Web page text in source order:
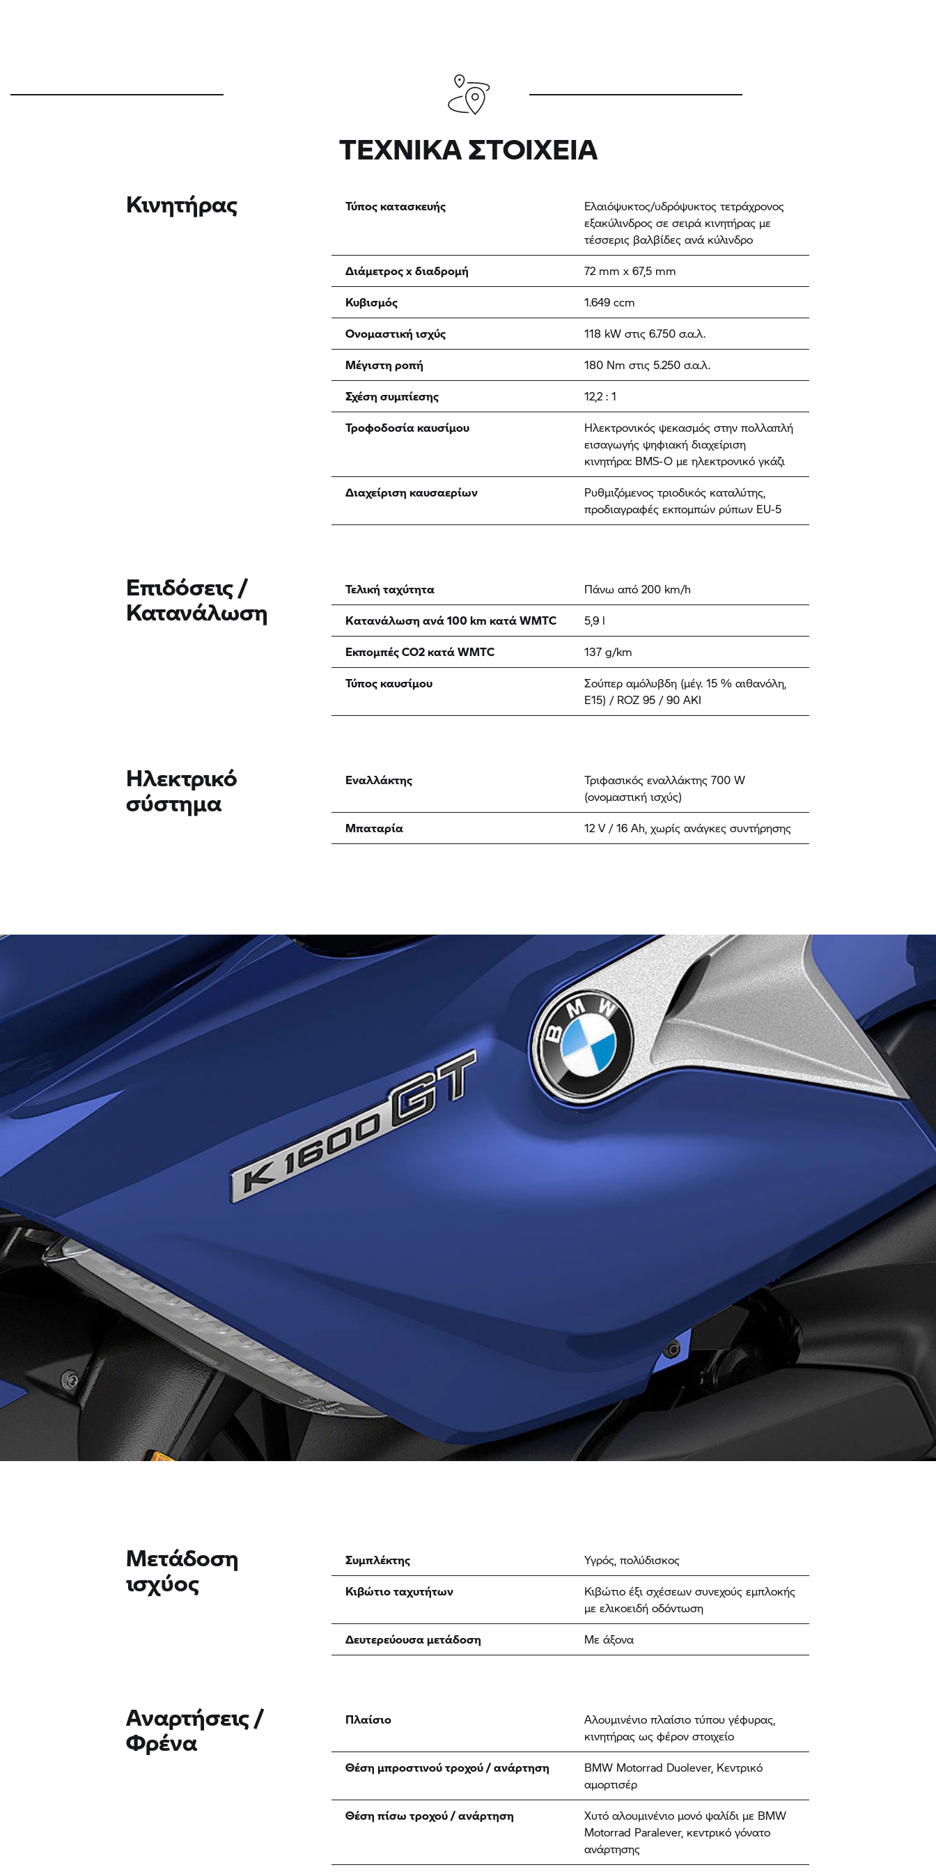
ΤΕΧΝΙΚΆ ΣΤΟΙΧΕΊΑ
Κινητήρας Τύπος κατασκευής
Ελαιόψυκτος/υδρόψυκτος τετράχρονος
εξακύλινδρος σε σειρά κινητήρας με
τέσσερις βαλβίδες ανά κύλινδρο
Διάμετρος x διαδρομή
72 mm x 67,5 mm
Κυβισμός
1.649 ccm
Ονομαστική ισχύς
118 kW στις 6.750 σ.α.λ.
Μέγιστη ροπή
180 Nm στις 5.250 σ.α.λ.
Σχέση συμπίεσης
12,2 : 1
Τροφοδοσία καυσίμου
Ηλεκτρονικός ψεκασμός στην πολλαπλή
εισαγωγής ψηφιακή διαχείριση
κινητήρα: BMS-O με ηλεκτρονικό γκάζι
Διαχείριση καυσαερίων
Ρυθμιζόμενος τριοδικός καταλύτης,
προδιαγραφές εκπομπών ρύπων EU-5
Επιδόσεις /
Κατανάλωση
Τελική ταχύτητα
Πάνω από 200 km/h
Κατανάλωση ανά 100 km κατά WMTC
5,9 l
Εκπομπές CO2 κατά WMTC
137 g/km
Τύπος καυσίμου
Σούπερ αμόλυβδη (μέγ. 15 % αιθανόλη,
E15) / ROZ 95 / 90 AKI
Ηλεκτρικό
σύστημα
Εναλλάκτης
Τριφασικός εναλλάκτης 700 W
(ονομαστική ισχύς)
Μπαταρία
12 V / 16 Ah, χωρίς ανάγκες συντήρησης
Μετάδοση
ισχύος
Συμπλέκτης
Υγρός, πολύδισκος
Κιβώτιο ταχυτήτων
Κιβώτιο έξι σχέσεων συνεχούς εμπλοκής
με ελικοειδή οδόντωση
Δευτερεύουσα μετάδοση
Με άξονα
Αναρτήσεις /
Φρένα
Πλαίσιο
Αλουμινένιο πλαίσιο τύπου γέφυρας,
κινητήρας ως φέρον στοιχείο
Θέση μπροστινού τροχού / ανάρτηση
BMW Motorrad Duolever, Κεντρικό
αμορτισέρ
Θέση πίσω τροχού / ανάρτηση
Χυτό αλουμινένιο μονό ψαλίδι με BMW
Motorrad Paralever, κεντρικό γόνατο
ανάρτησης